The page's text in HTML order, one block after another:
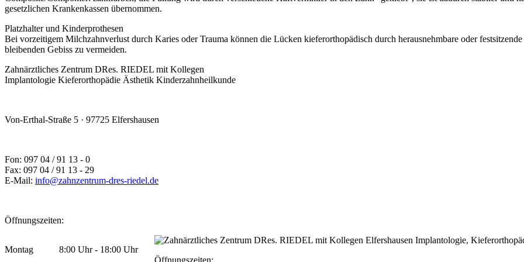
gesetzlichen Krankenkassen übernommen.
Platzhalter und Kinderprothesen
Bei vorzeitigem Milchzahnverlust durch Karies oder Trauma können die Lücken kieferorthopädisch durch herausnehmbare oder
bleibenden Gebiss zu vermeiden.
Zahnärztliches Zentrum DRes. RIEDEL mit Kollegen
Implantologie Kieferorthopädie Ästhetik Kinderzahnheilkunde
Von-Erthal-Straße 5 · 97725 Elfershausen
Fon: 097 04 / 91 13 - 0
Fax: 097 04 / 91 13 - 29
E-Mail: info@zahnzentrum-dres-riedel.de
Öffnungszeiten:
Montag
8:00 Uhr - 18:00 Uhr
Öffnungszeiten: